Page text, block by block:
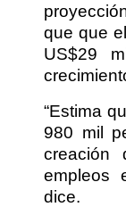
que que
US$29
“Estima
980 mil
empleos
dice.